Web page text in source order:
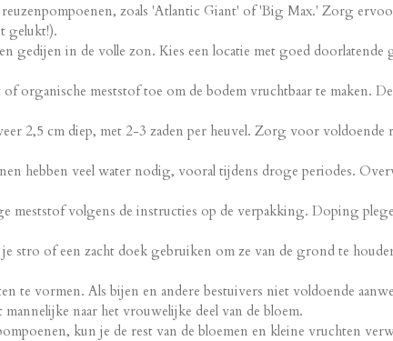
zoals 'Atlantic Giant' of 'Big Max.' Zorg
gelukt!).
gedijen in de volle zon. Kies een locatie met goed doorlatende
meststof toe om de bodem vruchtbaar te maken.
2,5 cm diep, met 2-3 zaden per heuvel. Zorg voor voldoende
hebben veel water nodig, vooral tijdens droge periodes.
meststof volgens de instructies op de verpakking. Doping
stro of een zacht doek gebruiken om ze van de grond te
te vormen. Als bijen en andere bestuivers niet voldoende
naar het vrouwelijke deel van de bloem.
kun je de rest van de bloemen en kleine vruchten